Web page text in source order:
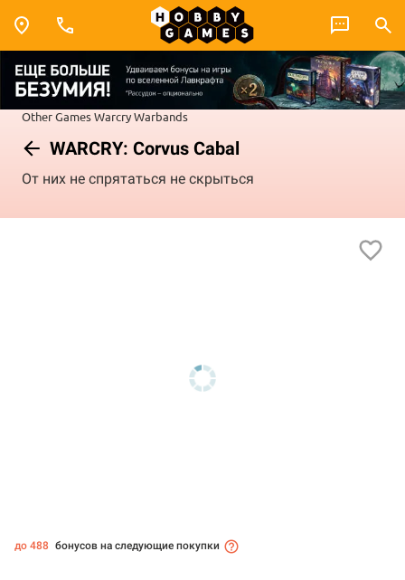
Other GamesWarcryWarbands
WARCRY: Corvus Cabal
От них не спрятаться не скрыться
до 488 бонусов на следующие покупки